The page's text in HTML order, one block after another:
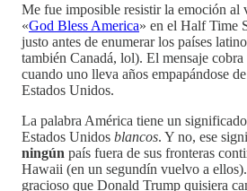
Me fue imposible resistir la emoción al
«God Bless America» en el Half Time
justo antes de enumerar los países
también Canadá, lol). El mensaje
cuando uno lleva años empapándose
Estados Unidos.
La palabra América tiene un
Estados Unidos blancos. Y no, ese
ningún país fuera de sus fronteras
Hawaii (en un segundín vuelvo a
gracioso que Donald Trump quisiera